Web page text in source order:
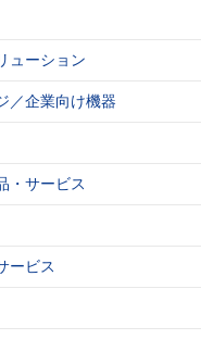
ューション
／企業向け機器
・サービス
ービス